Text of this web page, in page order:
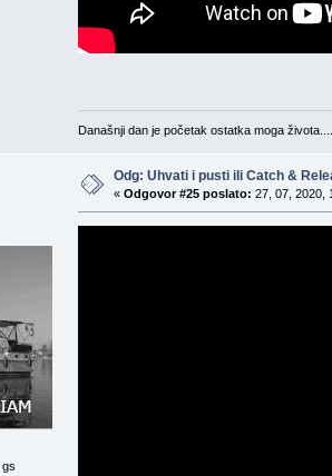
Današnji dan je početak ostatka moga života....
Odg: Uhvati i pusti ili Catch &
« Odgovor #25 poslato: 27, 07, 2020,